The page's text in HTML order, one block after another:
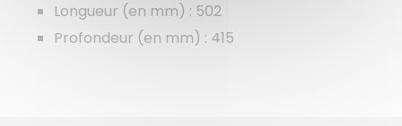
Longueur (en mm) : 502
Profondeur (en mm) : 415